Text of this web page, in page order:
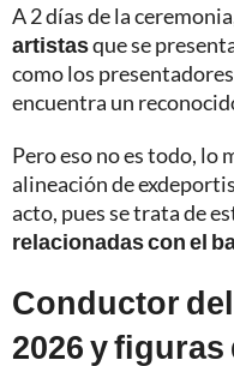
A 2 días de la
artistasque se
como los
encuentra un
Pero eso no es todo, lo
alineación de
acto, pues se trata de
relacionadas con el
Conductor
2026 y